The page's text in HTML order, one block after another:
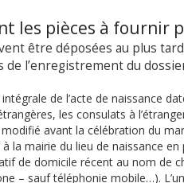
les pièces à fournir
être déposées au plus
l’enregistrement du
de l’acte de naissance
les consulats à
avant la célébration du
la mairie du lieu de naissance
de domicile récent au nom de
– sauf téléphonie mobile…).